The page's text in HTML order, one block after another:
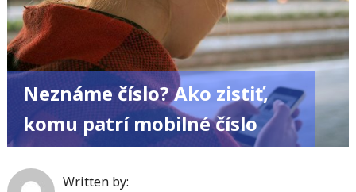
jazykových
modelov"
Neznáme číslo? Ako zistiť,
komu patrí mobilné číslo
Written by: